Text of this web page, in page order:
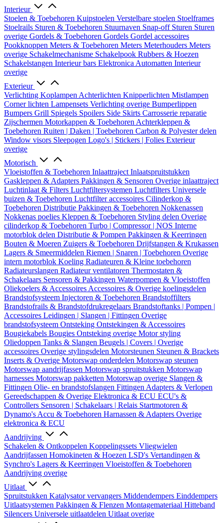
Interieur
Stoelen & Toebehoren Kuipstoelen Verstelbare stoelen Stoelframes
Stoelrails Sturen & Toebehoren Stuurnaven Snap-off Sturen Sturen
overige Gordels & Toebehoren Gordels Gordel accessoires
Pookknoppen Meters & Toebehoren Meters Meterhouders Meters
overige Schakelmechanisme Schakelpook Rubbers & Hoezen
Schakelstangen Interieur bars Elektronica Automatten Interieur
overige
Exterieur
Verlichting Koplampen Achterlichten Knipperlichten Mistlampen
Corner lichten Lampensets Verlichting overige Bumperlippen
Bumpers Grill Spiegels Spoilers Side Skirts Carrosserie reparatie
Zijschermen Motorkappen & Toebehoren Achterkleppen &
Toebehoren Ruiten | Daken | Toebehoren Carbon & Polyester delen
Window visors Sleepogen Logo's | Stickers | Folies Exterieur
overige
Motorisch
Vloeistoffen & Toebehoren Inlaattraject Inlaatspruitstukken
Gaskleppen & Adapters Pakkingen & Sensoren Overige inlaattraject
Luchtinlaat & Filters Luchtfiltersystemen Luchtfilters Universele
buizen & Toebehoren Luchtfilter accessoires Cilinderkop &
Toebehoren Distributie Pakkingen & Toebehoren Nokkenassen
Nokkenas poelies Kleppen & Toebehoren Styling delen Overige
cilinderkop & Toebehoren Turbo | Compressor | NOS Interne
motorblok delen Distributie & Pompen Pakkingen & Keerringen
Bouten & Moeren Zuigers & Toebehoren Drijfstangen & Krukassen
Lagers & Smeermiddelen Riemen | Snaren | Toebehoren Overige
intern motorblok Koeling Radiateuren & Kleine toebehoren
Radiateurslangen Radiateur ventilatoren Thermostaten &
Schakelaars Sensoren & Pakkingen Waterpompen & Vloeistoffen
Oliekoelers & Accessoires Accessoires & Overige koelingsdelen
Brandstofsysteem Injectoren & Toebehoren Brandstoffilters
Brandstofrails & Brandstofdrukregelaars Brandstoftanks | Pompen |
Accessoires Leidingen | Slangen | Fittingen Overige
brandstofsysteem Ontsteking Ontstekingen & Accessoires
Bougiekabels Bougies Ontsteking overige Motor styling
Oliedoppen Tanks & Slangen Beugels | Covers | Overige
accessoires Overige stylingsdelen Motorsteunen Steunen & Brackets
Inserts & Overige Motorswap onderdelen Motorswap steunen
Motorswap aandrijfassen Motorswap spruitstukken Motorswap
harnesses Motorswap pakketten Motorswap overige Slangen &
Fittingen Olie- en brandstofslangen Fittingen Adapters & Verlopen
Gereedschappen & Overige Elektronica & ECU ECU's &
Controllers Sensoren | Schakelaars | Relais Startmotoren &
Dynamo's Accu & Toebehoren Harnassen & Adapters Overige
elektronica & ECU
Aandrijving
Schakelen & Ontkoppelen Koppelingssets Vliegwielen
Aandrijfassen Homokineten & Hoezen LSD's Vertandingen &
Synchro's Lagers & Keerringen Vloeistoffen & Toebehoren
Aandrijving overige
Uitlaat
Spruitstukken Katalysator vervangers Middendempers Einddempers
Uitlaatsystemen Pakkingen & Flenzen Montagemateriaal Hitteband
Silencers Universele uitlaatdelen Uitlaat overige